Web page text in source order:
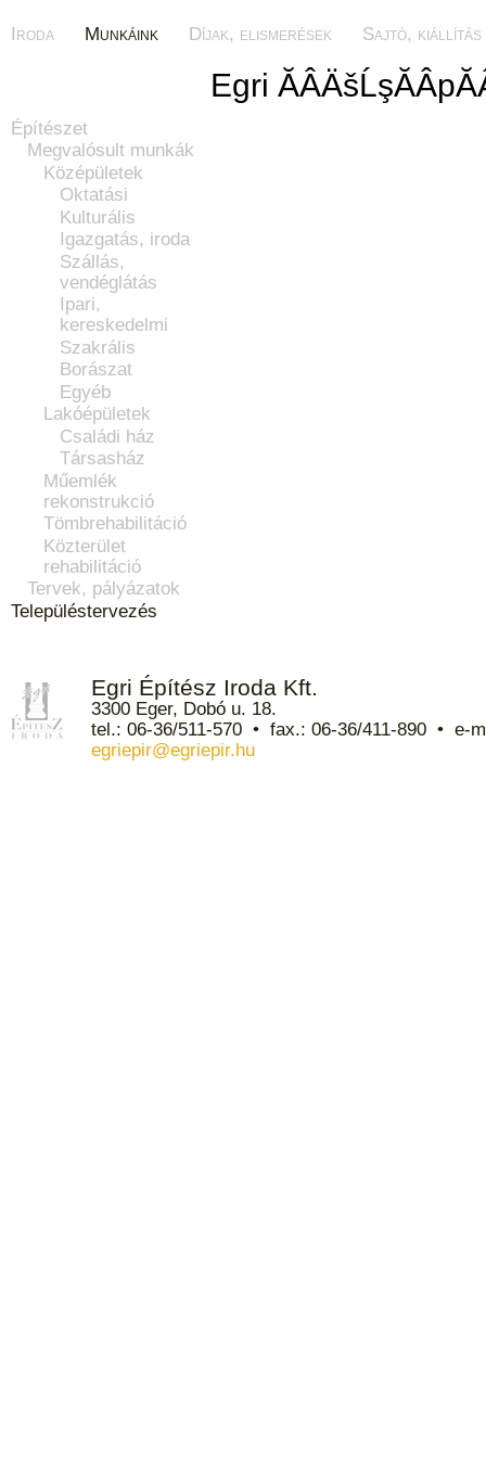
Iroda Munkáink Díjak, elismerések Sajtó, kiállítás
Építészet
Megvalósult munkák
Középületek
Oktatási
Kulturális
Igazgatás, iroda
Szállás,
vendéglátás
Ipari,
kereskedelmi
Szakrális
Borászat
Egyéb
Lakóépületek
Családi ház
Társasház
Műemlék
rekonstrukció
Tömbrehabilitáció
Közterület
rehabilitáció
Tervek, pályázatok
Településtervezés
Egri
Egri Építész Iroda Kft.
3300 Eger, Dobó u. 18.
tel.: 06-36/511-570 • fax.: 06-36/411-890 • e-
egriepir@egriepir.hu